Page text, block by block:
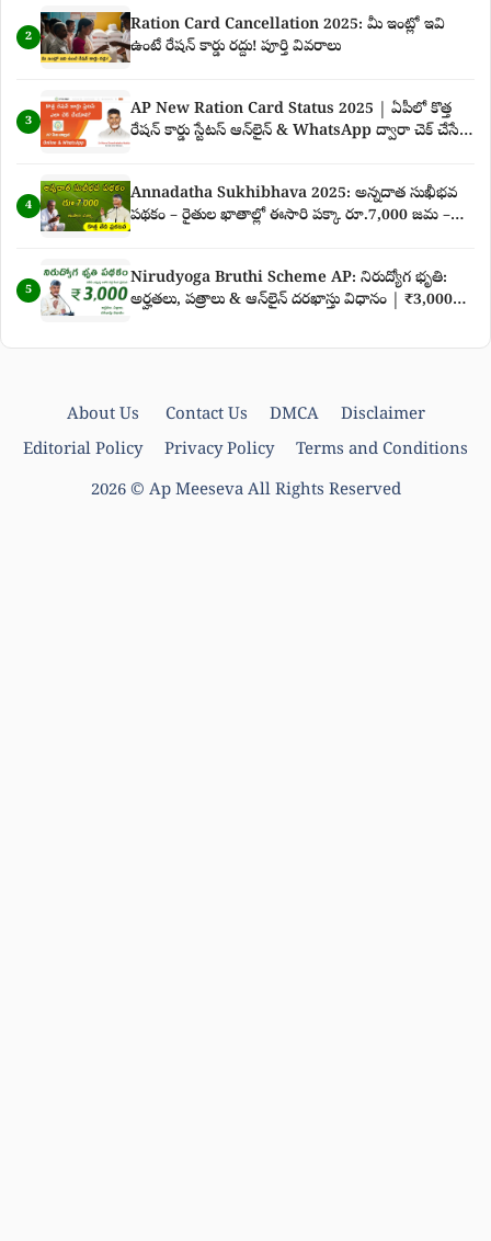
2
Ration Card Cancellation 2025: మీ ఇంట్లో ఇవి
ఉంటే రేషన్ కార్డు రద్దు! పూర్తి వివరాలు
3
AP New Ration Card Status 2025 | ఏపీలో కొత్త
రేషన్ కార్డు స్టేటస్ ఆన్‌లైన్ & WhatsApp ద్వారా చెక్ చేసే
4
Annadatha Sukhibhava 2025: అన్నదాత సుఖీభవ
పథకం – రైతుల ఖాతాల్లో ఈసారి పక్కా రూ.7,000 జమ –
5
Nirudyoga Bruthi Scheme AP: నిరుద్యోగ భృతి:
అర్హతలు, పత్రాలు & ఆన్‌లైన్ దరఖాస్తు విధానం | ₹3,000
About Us Contact Us DMCA
Disclaimer
Editorial Policy
Privacy Policy
Terms and Conditions
2026 © Ap Meeseva All Rights Reserved